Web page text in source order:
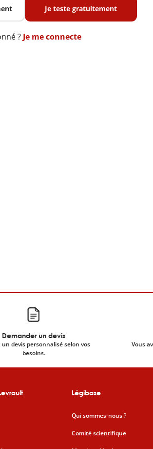
Je teste gratuitement
? Je me connecte
Demander un devis
un devis personnalisé selon vos
besoins.
Vous
Légibase
Qui sommes-nous ?
Comité scientifique